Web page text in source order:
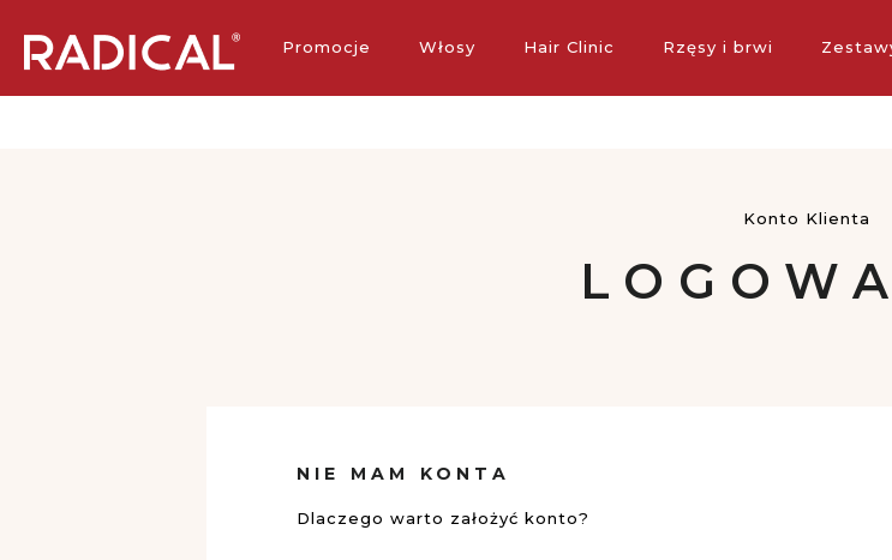
Promocje Włosy Hair Clinic Rzęsy i brwi
Konto Klienta
NIE MAM KONTA
Dlaczego warto założyć konto?